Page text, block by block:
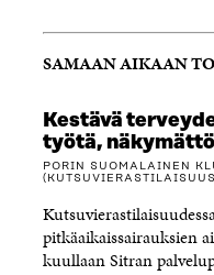
SAMAAN AIKAAN
Kestävä
työtä,
PORIN SUOMALAINEN
pitkäaikaissairauksien
kuullaan Sitran